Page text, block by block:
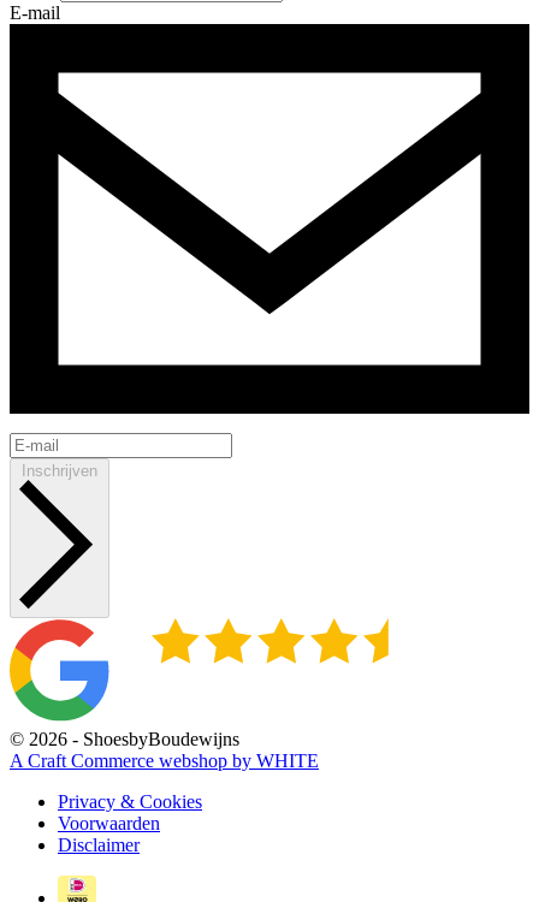
E-mail
Inschrijven
© 2026 - ShoesbyBoudewijns
A Craft Commerce webshop by WHITE
Privacy & Cookies
Voorwaarden
Disclaimer